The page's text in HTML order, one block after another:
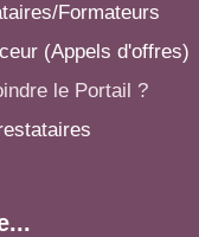
Formateurs
(Appels d'offres)
le Portail ?